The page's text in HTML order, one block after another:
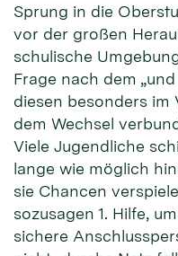
Sprung in die
vor der großen
schulische
Frage nach dem
diesen besonders im
dem Wechsel
Viele Jugendliche
lange wie möglich
sie Chancen
sozusagen 1. Hilfe,
sichere